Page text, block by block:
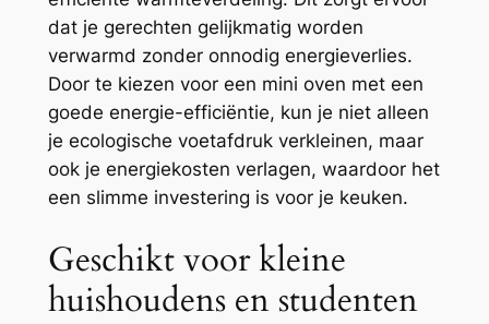
dat je gerechten gelijkmatig worden
verwarmd zonder onnodig energieverlies.
Door te kiezen voor een mini oven met een
goede energie-efficiëntie, kun je niet alleen
je ecologische voetafdruk verkleinen, maar
ook je energiekosten verlagen, waardoor het
een slimme investering is voor je keuken.
Geschikt voor kleine
huishoudens en studenten